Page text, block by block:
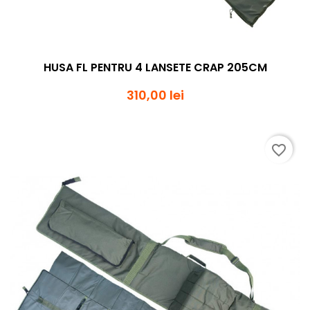
HUSA FL PENTRU 4 LANSETE CRAP 205CM
310,00 lei
favorite_border